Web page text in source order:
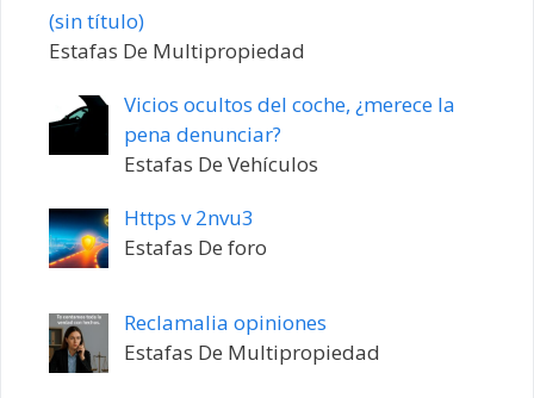
(sin título)Entrada
20198
Estafas De Multipropiedad
Vicios ocultos del coche, ¿merece la
pena denunciar?
Estafas De Vehículos
Https v 2nvu3
Estafas De foro
Reclamalia opiniones
Estafas De Multipropiedad